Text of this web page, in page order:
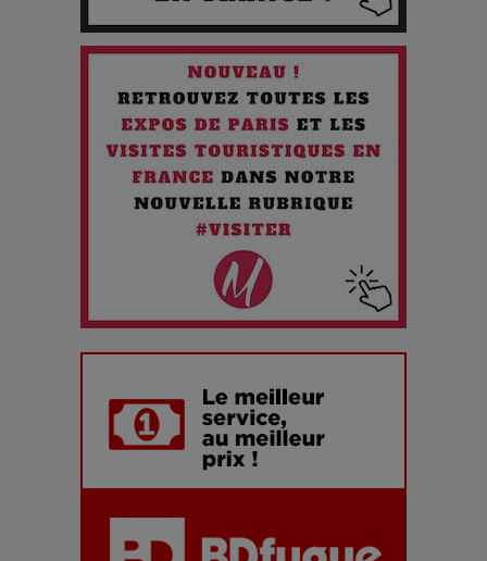
Quand l'Opéra Rencontre l'IA : Lola Volonakis, l'Artiste du
Paradoxe qui Chante le Futur
Chien 51 - Quand l’IA prend le pouvoir : une plongée dans un
futur troublant
Maïra Kerey, la “voix d’or du Kazakhstan”, célèbre ses 30
ans de carrière à la Salle Gaveau
Les dessous de la fast fashion : un désastre écologique en
Adieu Jean-Pat : rire au bord du précipice
Pharaonic Festival 2025 : 10 ans d’électro sous les
montagnes, une fête à ne pas manquer